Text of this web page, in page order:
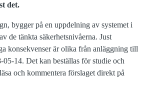
det.
bygger på en uppdelning av systemet i
de tänkta säkerhetsnivåerna. Just
konsekvenser är olika från anläggning till
14. Det kan beställas för studie och
och kommentera förslaget direkt på